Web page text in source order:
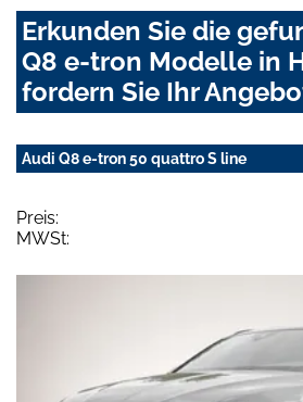
Erkunden Sie die
Q8 e-tron Modelle in
fordern Sie Ihr
Audi Q8 e-tron 50 quattro S line
Preis:
MWSt: